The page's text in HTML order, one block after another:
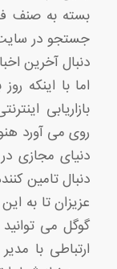
بسته به صنف
جستجو در سایت
دنبال آخرین
اما با اینکه
بازاریابی
روی می آورد
دنیای مجازی
دنبال تامین
عزیزان تا به
گوگل می
ارتباطی با